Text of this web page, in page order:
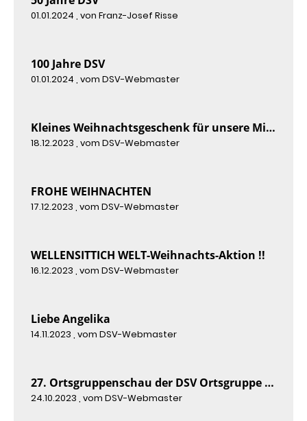
01.01.2024 , von Franz-Josef Risse
100 Jahre DSV
01.01.2024 , vom DSV-Webmaster
Kleines Weihnachtsgeschenk für unsere Mitlieder
18.12.2023 , vom DSV-Webmaster
FROHE WEIHNACHTEN
17.12.2023 , vom DSV-Webmaster
WELLENSITTICH WELT-Weihnachts-Aktion !!
16.12.2023 , vom DSV-Webmaster
Liebe Angelika
14.11.2023 , vom DSV-Webmaster
27. Ortsgruppenschau der DSV Ortsgruppe Trier 2023
24.10.2023 , vom DSV-Webmaster